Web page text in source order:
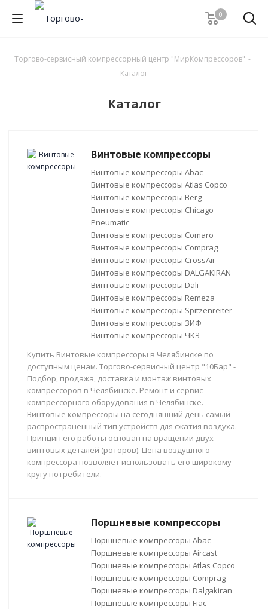
0
Торгово-сервисный компрессорный центр "МирКомпрессоров" -
Каталог
Каталог
Винтовые компрессоры
Винтовые компрессоры Abac
Винтовые компрессоры Atlas Copco
Винтовые компрессоры Berg
Винтовые компрессоры Chicago
Pneumatic
Винтовые компрессоры Comaro
Винтовые компрессоры Comprag
Винтовые компрессоры CrossAir
Винтовые компрессоры DALGAKIRAN
Винтовые компрессоры Dali
Винтовые компрессоры Remeza
Винтовые компрессоры Spitzenreiter
Винтовые компрессоры ЗИФ
Винтовые компрессоры ЧКЗ
Купить Винтовые компрессоры в Челябинске по
доступным ценам. Торгово-сервисный центр "10Бар" -
Подбор, продажа, доставка и монтаж винтовых
компрессоров в Челябинске. Ремонт и сервис
компрессорного оборудования в Челябинске.
Винтовые компрессоры на сегодняшний день самый
распространённый тип устройств для сжатия воздуха.
Принцип его работы основан на вращении двух
винтовых деталей (роторов). Цена воздушного
компрессора позволяет использовать его широкому
кругу потребители.
Поршневые компрессоры
Поршневые компрессоры Abac
Поршневые компрессоры Aircast
Поршневые компрессоры Atlas Copco
Поршневые компрессоры Comprag
Поршневые компрессоры Dalgakiran
Поршневые компрессоры Fiac